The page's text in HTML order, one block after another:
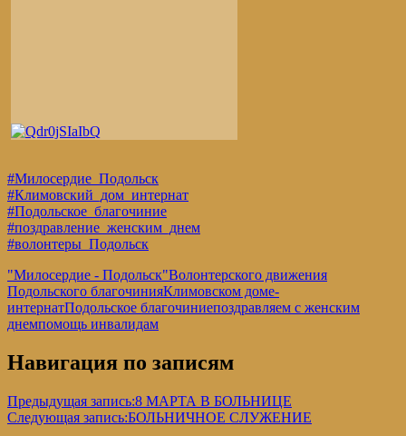
#Милосердие_Подольск
#Климовский_дом_интернат
#Подольское_благочиние
#поздравление_женским_днем
#волонтеры_Подольск
"Милосердие - Подольск"Волонтерского движения
Подольского благочинияКлимовском доме-
интернатПодольское благочиниепоздравляем с женским
днемпомощь инвалидам
Навигация по записям
Предыдущая запись:8 МАРТА В БОЛЬНИЦЕ
Следующая запись:БОЛЬНИЧНОЕ СЛУЖЕНИЕ